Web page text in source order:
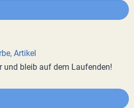
Artikel
und bleib auf dem Laufenden!